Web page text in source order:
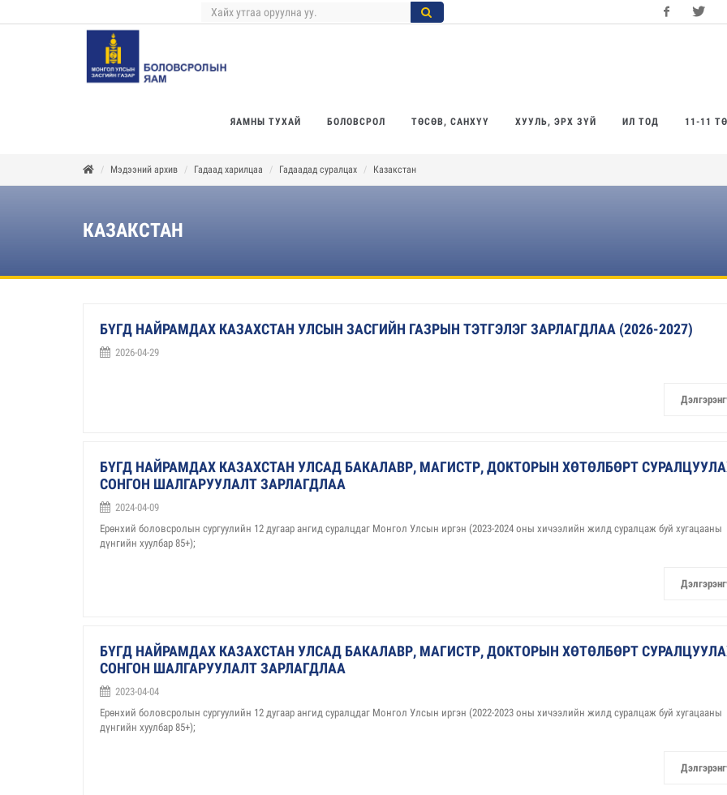
ЯАМНЫ ТУХАЙ БОЛОВСРОЛ ТӨСӨВ, САНХҮҮ ХУУЛЬ, ЭРХ ЗҮЙ ИЛ ТОД 11-11
Мэдээний архив Гадаад харилцаа Гадаадад суралцах Казакстан
КАЗАКСТАН
БҮГД НАЙРАМДАХ КАЗАХСТАН УЛСЫН ЗАСГИЙН ГАЗРЫН ТЭТГЭЛЭГ ЗАРЛАГДЛАА (2026-2027)
2026-04-29
БҮГД НАЙРАМДАХ КАЗАХСТАН УЛСАД БАКАЛАВР, МАГИСТР, ДОКТОРЫН ХӨТӨЛБӨРТ
СОНГОН ШАЛГАРУУЛАЛТ ЗАРЛАГДЛАА
2024-04-09
Ерөнхий боловсролын сургуулийн 12 дугаар ангид суралцдаг Монгол Улсын иргэн (2023-2024 оны хичээлийн жилд суралцаж буй хугацааны
дүнгийн хуулбар 85+);
БҮГД НАЙРАМДАХ КАЗАХСТАН УЛСАД БАКАЛАВР, МАГИСТР, ДОКТОРЫН ХӨТӨЛБӨРТ
СОНГОН ШАЛГАРУУЛАЛТ ЗАРЛАГДЛАА
2023-04-04
Ерөнхий боловсролын сургуулийн 12 дугаар ангид суралцдаг Монгол Улсын иргэн (2022-2023 оны хичээлийн жилд суралцаж буй хугацааны
дүнгийн хуулбар 85+);